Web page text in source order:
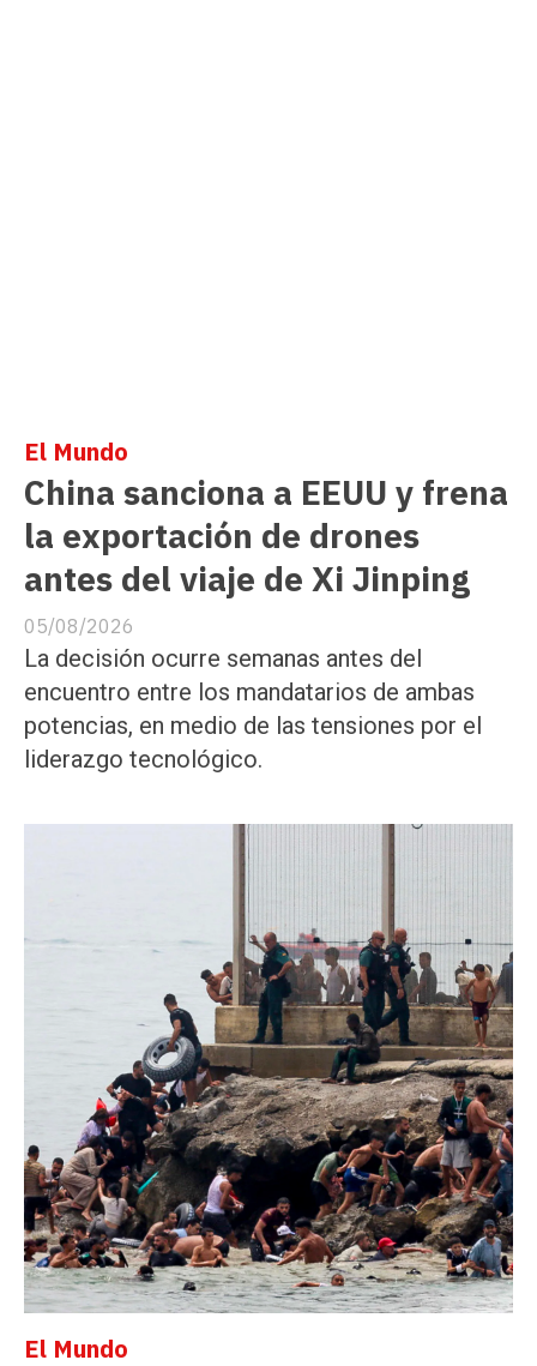
China sanciona a EEUU y frena
la exportación de drones
antes del viaje de Xi Jinping
El Mundo
05/08/2026
La decisión ocurre semanas antes del
encuentro entre los mandatarios de ambas
potencias, en medio de las tensiones por el
liderazgo tecnológico.
El Mundo